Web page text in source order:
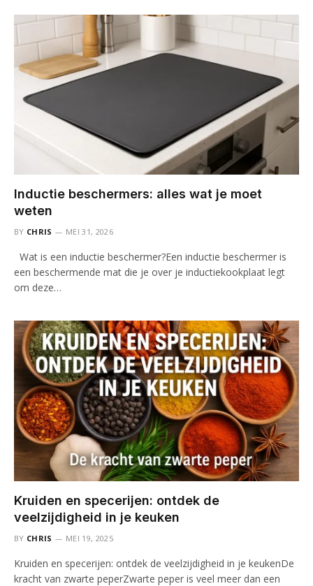
Inductie beschermers: alles wat je moet
weten
BY CHRIS MEI 31, 2026
Wat is een inductie beschermer?Een inductie beschermer is
een beschermende mat die je over je inductiekookplaat legt
om deze…
Kruiden en specerijen: ontdek de
veelzijdigheid in je keuken
BY CHRIS MEI 19, 2025
Kruiden en specerijen: ontdek de veelzijdigheid in je keukenDe
kracht van zwarte peperZwarte peper is veel meer dan een